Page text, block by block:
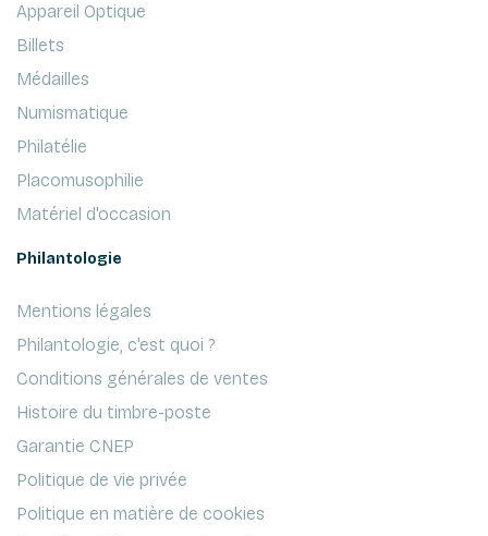
Appareil Optique
Billets
Médailles
Numismatique
Philatélie
Placomusophilie
Matériel d'occasion
Philantologie
Mentions légales
Philantologie, c'est quoi ?
Conditions générales de ventes
Histoire du timbre-poste
Garantie CNEP
Politique de vie privée
Politique en matière de cookies